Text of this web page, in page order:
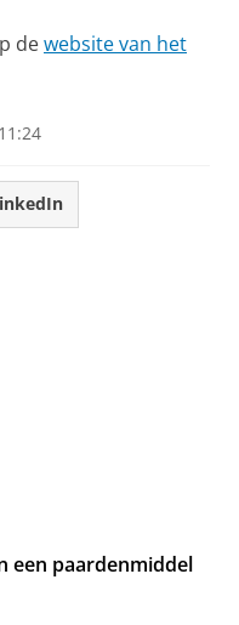
dewebsite van het
een paardenmiddel